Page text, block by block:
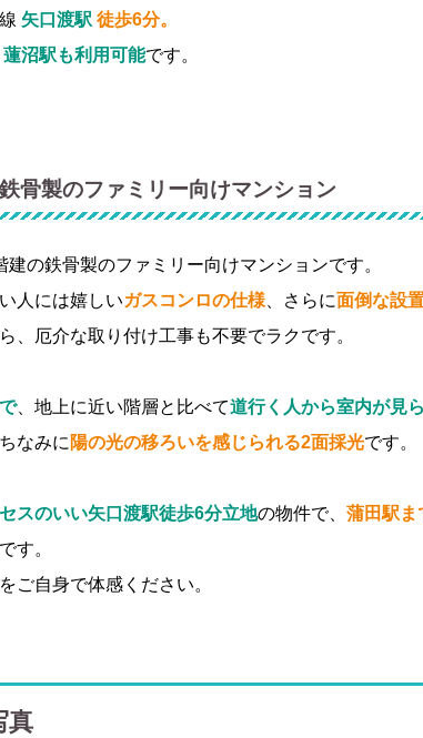
矢口渡駅 徒歩6分。
蓮沼駅も利用可能です。
骨製のファミリー向けマンション
建の鉄骨製のファミリー向けマンションです。
人には嬉しいガスコンロの仕様 、さらに面倒な設
、厄介な取り付け工事も不要でラクです。
、地上に近い階層と比べて道行く人から室内が見
なみに 陽の光の移ろいを感じられる2面採光です。
スのいい矢口渡駅徒歩6分立地の物件で、 蒲田駅ま
す。
ご自身で体感ください。
真